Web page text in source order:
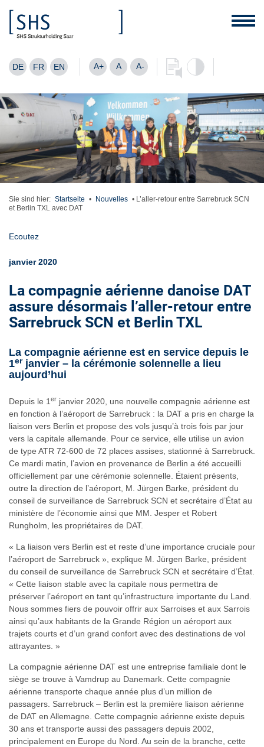
DE FR EN A+ A A-
Sie sind hier: Startseite • Nouvelles • L’aller-retour entre Sarrebruck SCN
et Berlin TXL avec DAT
Ecoutez
janvier 2020
La compagnie aérienne danoise DAT
assure désormais l’aller-retour entre
Sarrebruck SCN et Berlin TXL
La compagnie aérienne est en service depuis le
1erjanvier – la cérémonie solennelle a lieu
aujourd’hui
Depuis le 1er janvier 2020, une nouvelle compagnie aérienne est
en fonction à l’aéroport de Sarrebruck : la DAT a pris en charge la
liaison vers Berlin et propose des vols jusqu’à trois fois par jour
vers la capitale allemande. Pour ce service, elle utilise un avion
de type ATR 72-600 de 72 places assises, stationné à Sarrebruck.
Ce mardi matin, l’avion en provenance de Berlin a été accueilli
officiellement par une cérémonie solennelle. Étaient présents,
outre la direction de l’aéroport, M. Jürgen Barke, président du
conseil de surveillance de Sarrebruck SCN et secrétaire d’État au
ministère de l’économie ainsi que MM. Jesper et Robert
Rungholm, les propriétaires de DAT.
« La liaison vers Berlin est et reste d’une importance cruciale pour
l’aéroport de Sarrebruck », explique M. Jürgen Barke, président
du conseil de surveillance de Sarrebruck SCN et secrétaire d’État.
« Cette liaison stable avec la capitale nous permettra de
préserver l’aéroport en tant qu’infrastructure importante du Land.
Nous sommes fiers de pouvoir offrir aux Sarroises et aux Sarrois
ainsi qu’aux habitants de la Grande Région un aéroport aux
trajets courts et d’un grand confort avec des destinations de vol
attrayantes. »
La compagnie aérienne DAT est une entreprise familiale dont le
siège se trouve à Vamdrup au Danemark. Cette compagnie
aérienne transporte chaque année plus d’un million de
passagers. Sarrebruck – Berlin est la première liaison aérienne
de DAT en Allemagne. Cette compagnie aérienne existe depuis
30 ans et transporte aussi des passagers depuis 2002,
principalement en Europe du Nord. Au sein de la branche, cette